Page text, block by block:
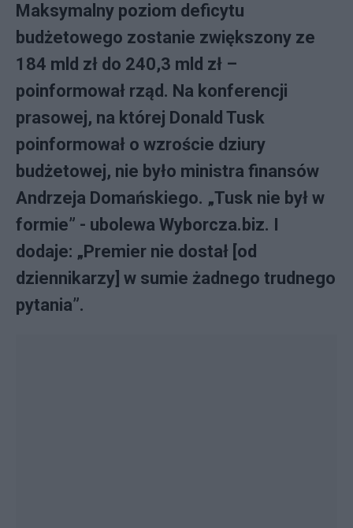
Maksymalny poziom deficytu
budżetowego zostanie zwiększony ze
184 mld zł do 240,3 mld zł –
poinformował rząd. Na konferencji
prasowej, na której Donald Tusk
poinformował o wzroście dziury
budżetowej, nie było ministra finansów
Andrzeja Domańskiego. „Tusk nie był w
formie” - ubolewa Wyborcza.biz. I
dodaje: „Premier nie dostał [od
dziennikarzy] w sumie żadnego trudnego
pytania”.